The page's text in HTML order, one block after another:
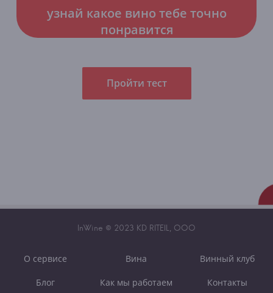
узнай какое вино тебе точно
понравится
Пройти тест
InWine © 2023 KD RITEIL, OOO
О сервисе Вина Винный клуб
Блог Как мы работаем Контакты